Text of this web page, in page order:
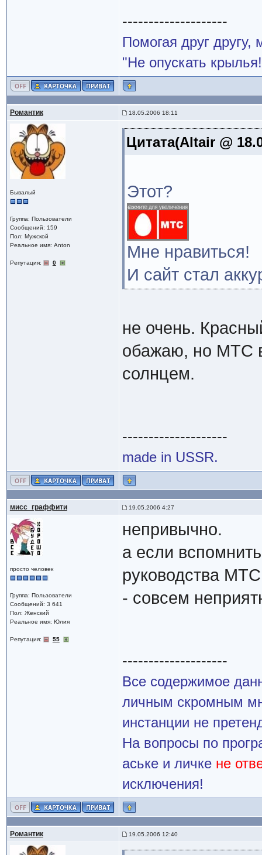
--------------------
Помогая друг
"Не опускать
Романтик 18.05.2006 18:11
Бывалый
Группа: Пользователи
Сообщений: 159
Пол: Мужской
Реальное имя: Anton
Репутация: 0
Цитата(Altair @
Этот?
Мне нравиться!
И сайт стал
не очень.
обажаю, но МТС
солнцем.
--------------------
made in USSR.
мисс_граффити 19.05.2006 4:27
просто человек
Группа: Пользователи
Сообщений: 3 641
Пол: Женский
Реальное имя: Юлия
Репутация: 55
непривычно.
а если
руководства
- совсем
--------------------
Все содержимое
личным скромным
инстанции не
На вопросы по
аське и личке не
исключения!
Романтик 19.05.2006 12:40